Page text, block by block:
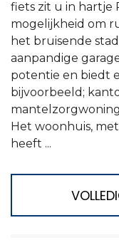
fiets zit u in hartje
mogelijkheid om
het bruisende
aanpandige
potentie en biedt
bijvoorbeeld;
Het woonhuis,
heeft ...